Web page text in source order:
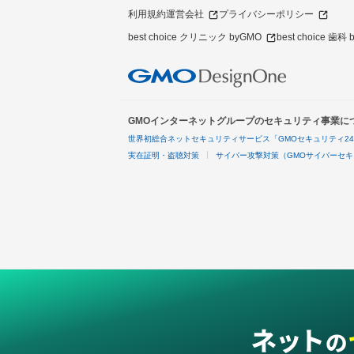
利用規約運営会社 プライバシーポリシー
best choice クリニック byGMO best choice 歯科
GMOインターネットグループのセキュリティ事業に
世界初総合ネットセキュリティサービス「GMOセキュリティ24
実在証明・盗聴対策 サイバー攻撃対策（GMOサイバーセキ